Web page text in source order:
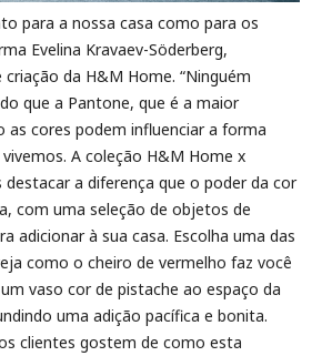
para a nossa casa como para os
Evelina Kravaev-Söderberg,
da H&M Home. “Ninguém
que a Pantone, que é a maior
as cores podem influenciar a forma
A coleção H&M Home x
a diferença que o poder da cor
com uma seleção de objetos de
adicionar à sua casa. Escolha uma das
como o cheiro de vermelho faz você
vaso cor de pistache ao espaço da
uma adição pacífica e bonita.
clientes gostem de como esta